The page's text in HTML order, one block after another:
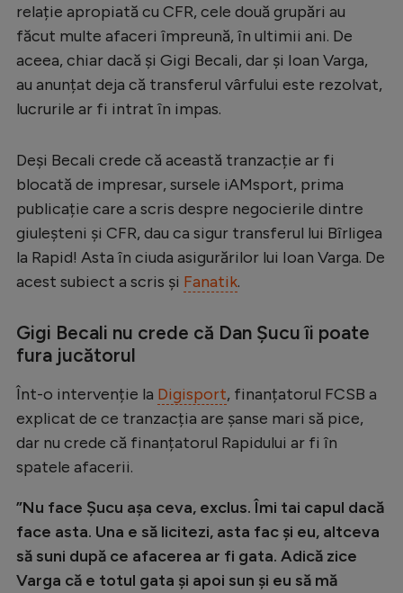
Ciclism
Alte sporturi
JO 2024
JO 2026
Intră în cont
Creează cont
relație apropiată cu CFR, cele două grupări au
făcut multe afaceri împreună, în ultimii ani. De
aceea, chiar dacă și Gigi Becali, dar și Ioan Varga,
au anunțat deja că transferul vârfului este rezolvat,
lucrurile ar fi intrat în impas.
Deși Becali crede că această tranzacție ar fi
blocată de impresar, sursele iAMsport, prima
publicație care a scris despre negocierile dintre
giuleșteni și CFR, dau ca sigur transferul lui Bîrligea
la Rapid! Asta în ciuda asigurărilor lui Ioan Varga. De
acest subiect a scris și Fanatik.
Gigi Becali nu crede că Dan Șucu îi poate
fura jucătorul
Înt-o intervenție la Digisport, finanțatorul FCSB a
explicat de ce tranzacția are șanse mari să pice,
dar nu crede că finanțatorul Rapidului ar fi în
spatele afacerii.
”Nu face Șucu așa ceva, exclus. Îmi tai capul dacă
face asta. Una e să licitezi, asta fac și eu, altceva
să suni după ce afacerea ar fi gata. Adică zice
Varga că e totul gata și apoi sun și eu să mă